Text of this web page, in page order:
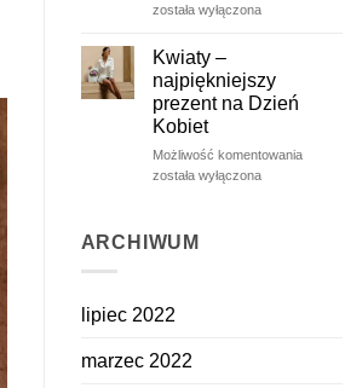
została wyłączona
Kwiaty –
najpiękniejszy
prezent na Dzień
Kobiet
Możliwość komentowaniaKwiaty
została wyłączona
ARCHIWUM
lipiec 2022
marzec 2022